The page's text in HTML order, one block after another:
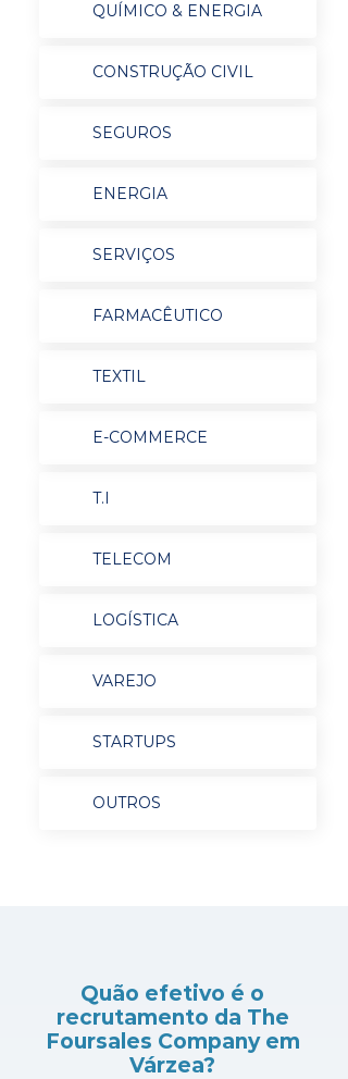
QUÍMICO & ENERGIA
CONSTRUÇÃO CIVIL
SEGUROS
ENERGIA
SERVIÇOS
FARMACÊUTICO
TEXTIL
E-COMMERCE
T.I
TELECOM
LOGÍSTICA
VAREJO
STARTUPS
OUTROS
Quão efetivo é o
recrutamento da The
Foursales Company em
Várzea?